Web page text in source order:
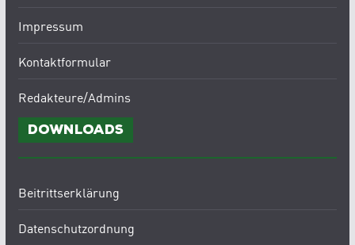
Impressum
Kontaktformular
Redakteure/Admins
Downloads
Beitrittserklärung
Datenschutzordnung